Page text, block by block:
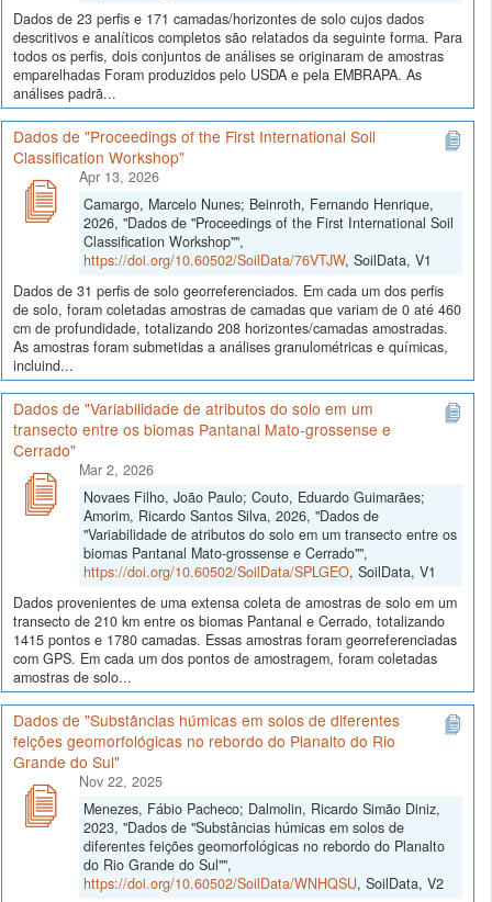
Dados de 23 perfis e 171 camadas/horizontes de solo cujos dados
descritivos e analíticos completos são relatados da seguinte forma. Para
todos os perfis, dois conjuntos de análises se originaram de amostras
emparelhadas Foram produzidos pelo USDA e pela EMBRAPA. As
análises padrã...
Dados de "Proceedings of the First International Soil
Classification Workshop"
Apr 13, 2026
Camargo, Marcelo Nunes; Beinroth, Fernando Henrique,
2026, "Dados de "Proceedings of the First International Soil
Classification Workshop"",
https://doi.org/10.60502/SoilData/76VTJW, SoilData, V1
Dados de 31 perfis de solo georreferenciados. Em cada um dos perfis
de solo, foram coletadas amostras de camadas que variam de 0 até 460
cm de profundidade, totalizando 208 horizontes/camadas amostradas.
As amostras foram submetidas a análises granulométricas e químicas,
incluind...
Dados de "Variabilidade de atributos do solo em um
transecto entre os biomas Pantanal Mato-grossense e
Cerrado"
Mar 2, 2026
Novaes Filho, João Paulo; Couto, Eduardo Guimarães;
Amorim, Ricardo Santos Silva, 2026, "Dados de
"Variabilidade de atributos do solo em um transecto entre os
biomas Pantanal Mato-grossense e Cerrado"",
https://doi.org/10.60502/SoilData/SPLGEO, SoilData, V1
Dados provenientes de uma extensa coleta de amostras de solo em um
transecto de 210 km entre os biomas Pantanal e Cerrado, totalizando
1415 pontos e 1780 camadas. Essas amostras foram georreferenciadas
com GPS. Em cada um dos pontos de amostragem, foram coletadas
amostras de solo...
Dados de "Substâncias húmicas em solos de diferentes
feições geomorfológicas no rebordo do Planalto do Rio
Grande do Sul"
Nov 22, 2025
Menezes, Fábio Pacheco; Dalmolin, Ricardo Simão Diniz,
2023, "Dados de "Substâncias húmicas em solos de
diferentes feições geomorfológicas no rebordo do Planalto
do Rio Grande do Sul"",
https://doi.org/10.60502/SoilData/WNHQSU, SoilData, V2